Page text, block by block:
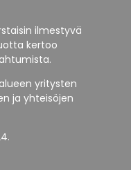
ilmestyvä
kertoo
yritysten
ja yhteisöjen